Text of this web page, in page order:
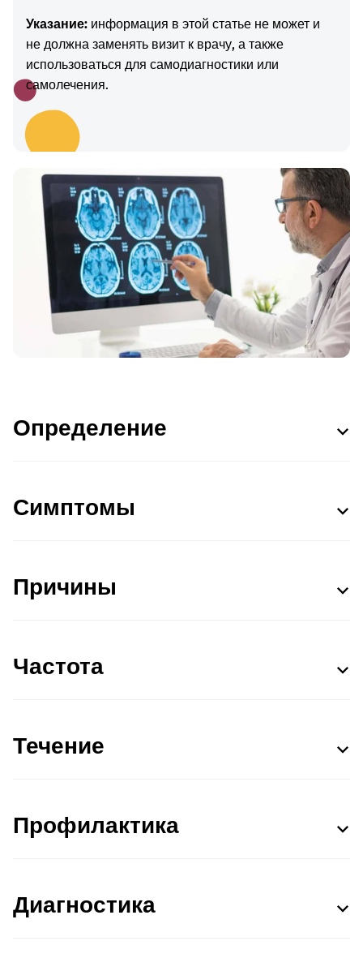
Указание: информация в этой статье не может и
не должна заменять визит к врачу, а также
использоваться для самодиагностики или
самолечения.
Определение
Симптомы
Причины
Частота
Течение
Профилактика
Диагностика